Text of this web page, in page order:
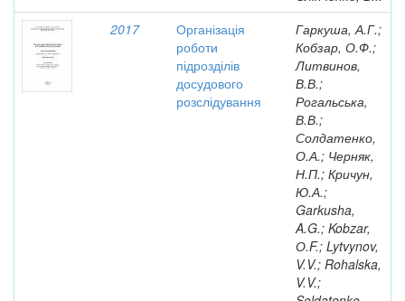
2017
Організація
роботи
підрозділів
досудового
розслідування
Гаркуша, А.Г.;
Кобзар, О.Ф.;
Литвинов,
В.В.;
Рогальська,
В.В.;
Солдатенко,
О.А.; Черняк,
Н.П.; Кричун,
Ю.А.;
Garkusha,
A.G.; Kobzar,
О.F.; Lytvynov,
V.V.; Rohalska,
V.V.;